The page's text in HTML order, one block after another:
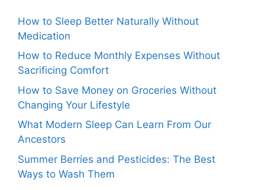
How to Sleep Better Naturally Without
Medication
How to Reduce Monthly Expenses Without
Sacrificing Comfort
How to Save Money on Groceries Without
Changing Your Lifestyle
What Modern Sleep Can Learn From Our
Ancestors
Summer Berries and Pesticides: The Best
Ways to Wash Them